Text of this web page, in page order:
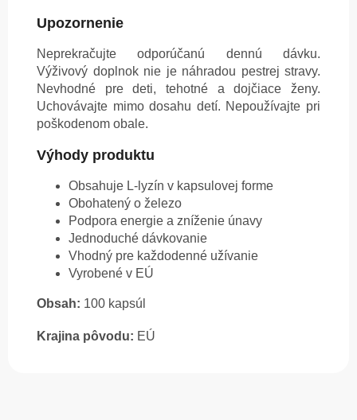
Upozornenie
Neprekračujte odporúčanú dennú dávku.
Výživový doplnok nie je náhradou pestrej stravy.
Nevhodné pre deti, tehotné a dojčiace ženy.
Uchovávajte mimo dosahu detí. Nepoužívajte pri
poškodenom obale.
Výhody produktu
Obsahuje L-lyzín v kapsulovej forme
Obohatený o železo
Podpora energie a zníženie únavy
Jednoduché dávkovanie
Vhodný pre každodenné užívanie
Vyrobené v EÚ
Obsah: 100 kapsúl
Krajina pôvodu: EÚ